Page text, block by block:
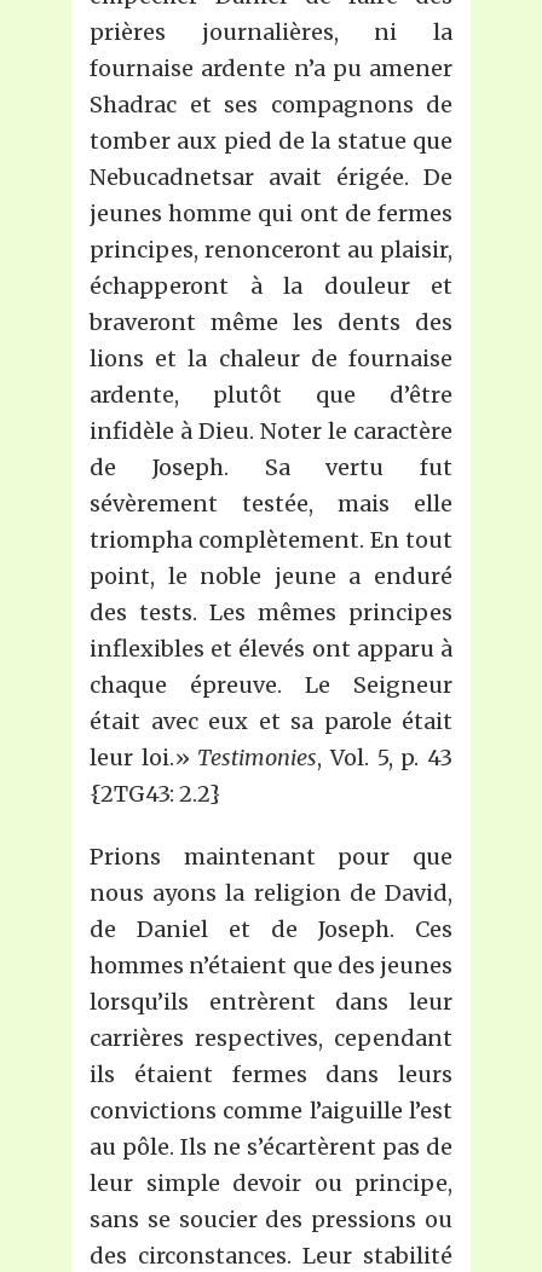
prières journalières, ni la
fournaise ardente n’a pu amener
Shadrac et ses compagnons de
tomber aux pied de la statue que
Nebucadnetsar avait érigée. De
jeunes homme qui ont de fermes
principes, renonceront au plaisir,
échapperont à la douleur et
braveront même les dents des
lions et la chaleur de fournaise
ardente, plutôt que d’être
infidèle à Dieu. Noter le caractère
de Joseph. Sa vertu fut
sévèrement testée, mais elle
triompha complètement. En tout
point, le noble jeune a enduré
des tests. Les mêmes principes
inflexibles et élevés ont apparu à
chaque épreuve. Le Seigneur
était avec eux et sa parole était
leur loi.» Testimonies, Vol. 5, p. 43
{2TG43: 2.2}
Prions maintenant pour que
nous ayons la religion de David,
de Daniel et de Joseph. Ces
hommes n’étaient que des jeunes
lorsqu’ils entrèrent dans leur
carrières respectives, cependant
ils étaient fermes dans leurs
convictions comme l’aiguille l’est
au pôle. Ils ne s’écartèrent pas de
leur simple devoir ou principe,
sans se soucier des pressions ou
des circonstances. Leur stabilité